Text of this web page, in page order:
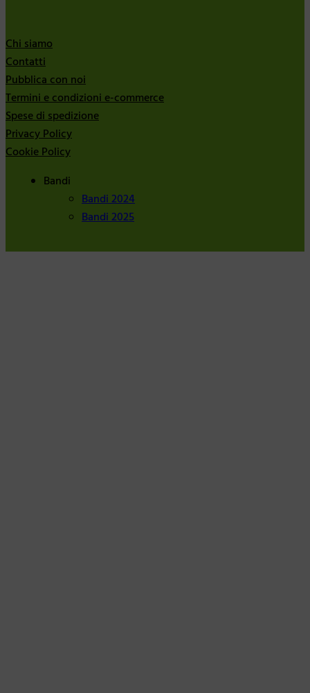
Chi siamo
Contatti
Pubblica con noi
Termini e condizioni e-commerce
Spese di spedizione
Privacy Policy
Cookie Policy
Bandi
Bandi 2024
Bandi 2025